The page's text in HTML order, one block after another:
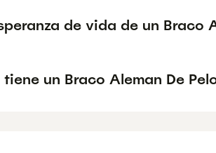
de vida de un Braco
un Braco Aleman De